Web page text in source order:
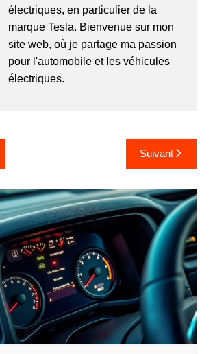
électriques, en particulier de la
marque Tesla. Bienvenue sur mon
site web, où je partage ma passion
pour l'automobile et les véhicules
électriques.
Suivant